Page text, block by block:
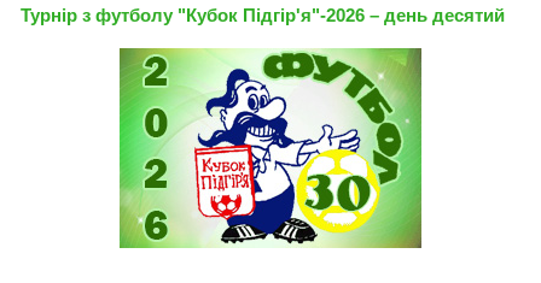
Турнір з футболу "Кубок Підгір'я"-2026 – день десятий